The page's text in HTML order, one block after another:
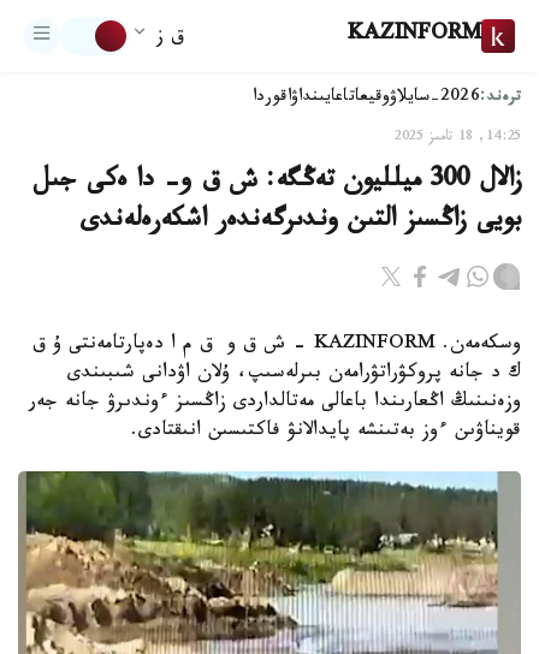
KAZINFORM ق ز
ترەند:2026-سايلاۋ وقيعاتاعايىنداۋاقوردا
14:25, 18 تامىز 2025
زالال 300 ميلليون تەڭگە: ش ق و- دا ەكى جىل
بويى زاڭسىز التىن وندىرگەندەر اشكەرەلەندى
وسكەمەن. KAZINFORM - ش ق و ق م ا دەپارتامەنتى ۇ ق
ك د جانە پروكۋراتۋرامەن بىرلەسىپ، ۇلان اۋدانى شىبىندى
وزەنىنىڭ اڭعارىندا باعالى مەتالداردى زاڭسىز ءوندىرۋ جانە جەر
قويناۋىن ءوز بەتىنشە پايدالانۋ فاكتىسىن انىقتادى.